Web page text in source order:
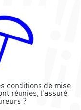
de mise
réunies, l’assuré
?